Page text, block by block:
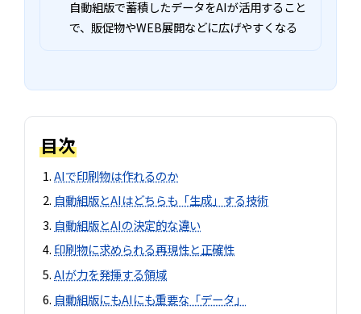
自動組版で蓄積したデータをAIが活用すること
で、販促物やWEB展開などに広げやすくなる
目次
AIで印刷物は作れるのか
自動組版とAIはどちらも「生成」する技術
自動組版とAIの決定的な違い
印刷物に求められる再現性と正確性
AIが力を発揮する領域
自動組版にもAIにも重要な「データ」